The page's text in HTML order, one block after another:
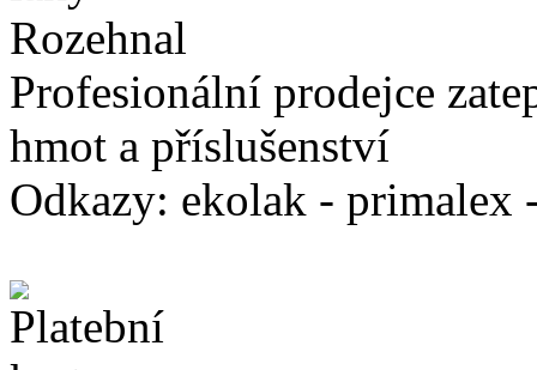
Profesionální prodejce
hmot a příslušenství
Odkazy: ekolak - primalex